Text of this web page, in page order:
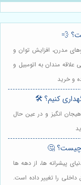
💨
مدرن، افزایش توان و
علاقه مندان به اتومبیل و
و خرید
کنیم؟ 🛠️
انگیز و در عین حال
چیست؟ 🤔
پیشرانه ها، از دهه ها
را تغییر داده است.